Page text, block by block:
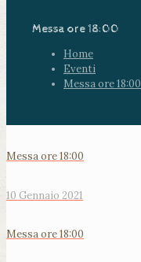
Messa ore 18:00
Home
Eventi
Messa ore 18:00
Messa ore 18:00
10 Gennaio 2021
Messa ore 18:00